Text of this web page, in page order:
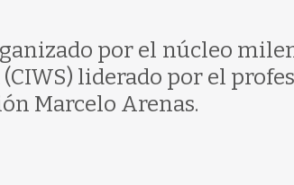
por el núcleo
liderado por el
Marcelo Arenas.